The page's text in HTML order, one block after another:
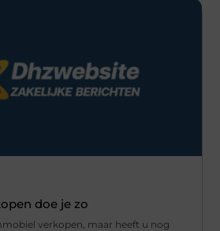
doe je zo
verkopen, maar heeft u nog